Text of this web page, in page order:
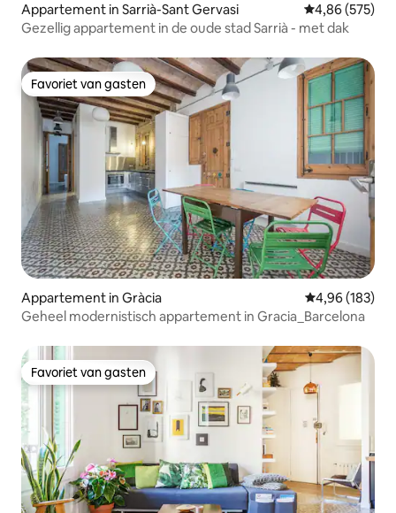
Appartement in Sarrià-Sant Gervasi Gemiddelde
4,86 (575)
Gezellig appartement in de oude stad Sarrià - met dak
Favoriet van gasten
Favoriet van gasten
Appartement in Gràcia Gemiddelde
4,96 (183)
Geheel modernistisch appartement in Gracia_Barcelona
Favoriet van gasten
Favoriet van gasten